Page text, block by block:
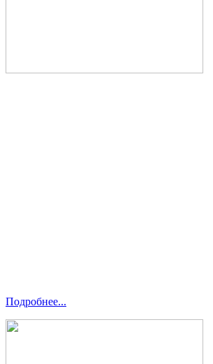
Подробнее...